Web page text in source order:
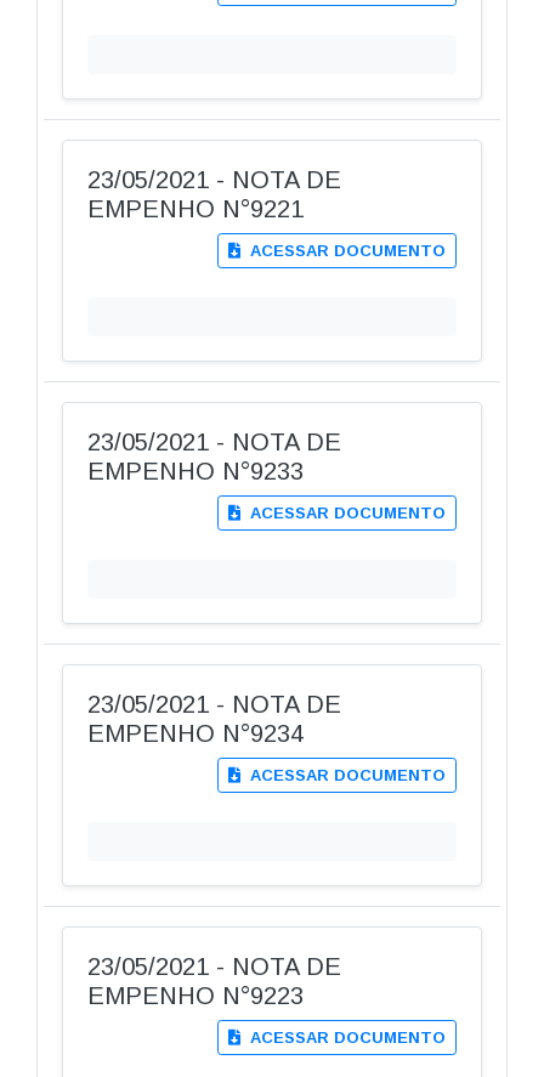
23/05/2021 - NOTA DE
EMPENHO N°9221
ACESSAR DOCUMENTO
23/05/2021 - NOTA DE
EMPENHO N°9233
ACESSAR DOCUMENTO
23/05/2021 - NOTA DE
EMPENHO N°9234
ACESSAR DOCUMENTO
23/05/2021 - NOTA DE
EMPENHO N°9223
ACESSAR DOCUMENTO